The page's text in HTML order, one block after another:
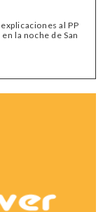
al PP
la noche de San